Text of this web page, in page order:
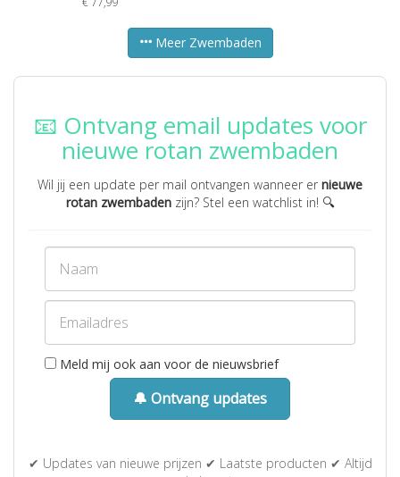
Meer Zwembaden
📧 Ontvang email updates voor
nieuwe rotan zwembaden
Wil jij een update per mail ontvangen wanneer er nieuwe
rotan zwembadenzijn? Stel een watchlist in! 🔍
Meld mij ook aan voor de nieuwsbrief
🔔 Ontvang updates
✔ Updates van nieuwe prijzen ✔ Laatste producten ✔ Altijd